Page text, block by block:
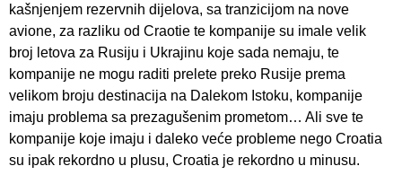
kašnjenjem rezervnih dijelova, sa tranzicijom na nove
avione, za razliku od Craotie te kompanije su imale velik
broj letova za Rusiju i Ukrajinu koje sada nemaju, te
kompanije ne mogu raditi prelete preko Rusije prema
velikom broju destinacija na Dalekom Istoku, kompanije
imaju problema sa prezagušenim prometom… Ali sve te
kompanije koje imaju i daleko veće probleme nego Croatia
su ipak rekordno u plusu, Croatia je rekordno u minusu.